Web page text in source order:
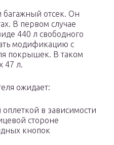
багажный отсек. Он
В первом случае
440 л свободного
модификацию с
покрышек. В таком
47 л.
ожидает:
в зависимости
стороне
кнопок